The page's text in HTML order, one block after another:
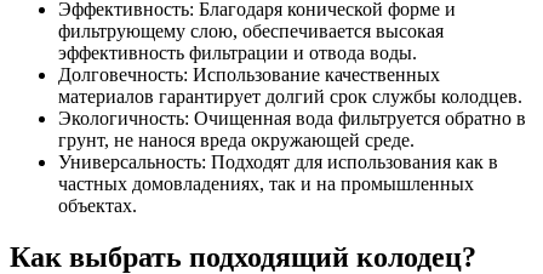
Эффективность: Благодаря конической форме и
фильтрующему слою, обеспечивается высокая
эффективность фильтрации и отвода воды.
Долговечность: Использование качественных
материалов гарантирует долгий срок службы колодцев.
Экологичность: Очищенная вода фильтруется обратно в
грунт, не нанося вреда окружающей среде.
Универсальность: Подходят для использования как в
частных домовладениях, так и на промышленных
объектах.
Как выбрать подходящий колодец?